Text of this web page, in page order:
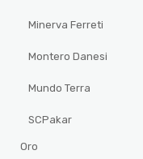
Minerva Ferreti
Montero Danesi
Mundo Terra
SCPakar
Oro